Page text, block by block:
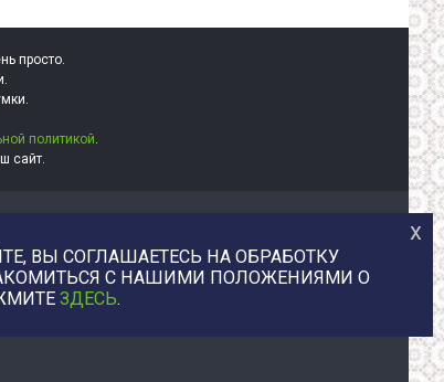
просто.
политикой.
сайт.
info@uvaleronchika.ru
2013 © У Валерончика, 2026
любой цифровой товар напрямую от авторов. Маркетплей
х
ВЫ СОГЛАШАЕТЕСЬ НА ОБРАБОТКУ
С НАШИМИ ПОЛОЖЕНИЯМИ О
ЗДЕСЬ.